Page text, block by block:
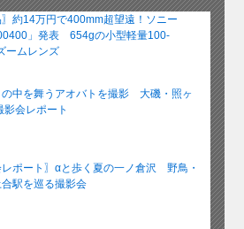
〗約14万円で400mm超望遠！ソニー
」発表 654gの小型軽量100-
ームレンズ
の中を舞うアオバトを撮影 大磯・照ヶ
影会レポート
レポート〗αと歩く夏の一ノ倉沢 野鳥・
駅を巡る撮影会